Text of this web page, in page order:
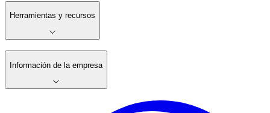
Herramientas y recursos
Información de la empresa